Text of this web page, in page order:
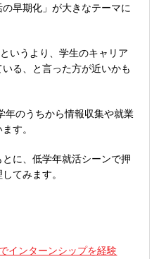
早期化」が大きなテーマに
というより、学生のキャリア
る、と言った方が近いかも
年のうちから情報収集や就業
す。
に、低学年就活シーンで押
てみます。
インターンシップを経験